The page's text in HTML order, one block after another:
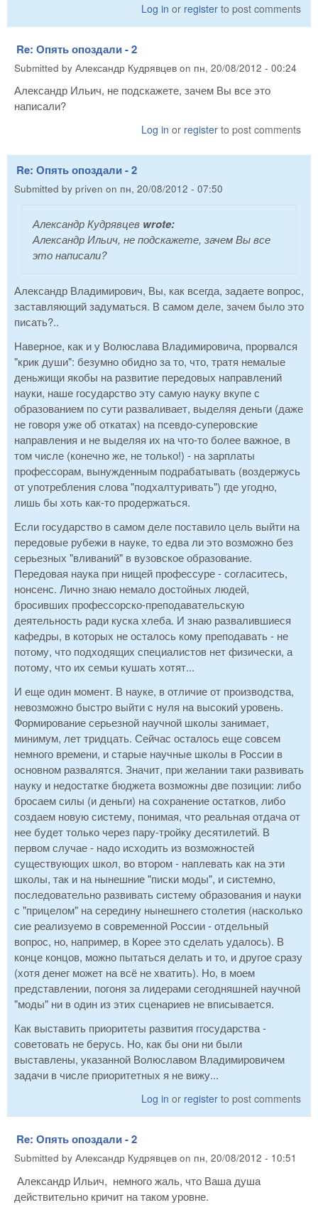
Log in or register to post comments
Re: Опять опоздали - 2
Submitted by Александр Кудрявцев on пн, 20/08/2012 - 00:24
Александр Ильич, не подскажете, зачем Вы все это
написали?
Log in or register to post comments
Re: Опять опоздали - 2
Submitted by priven on пн, 20/08/2012 - 07:50
Александр Кудрявцев wrote:
Александр Ильич, не подскажете, зачем Вы все
это написали?
Александр Владимирович, Вы, как всегда, задаете вопрос,
заставляющий задуматься. В самом деле, зачем было это
писать?..
Наверное, как и у Волюслава Владимировича, прорвался
"крик души": безумно обидно за то, что, тратя немалые
деньжищи якобы на развитие передовых направлений
науки, наше государство эту самую науку вкупе с
образованием по сути разваливает, выделяя деньги (даже
не говоря уже об откатах) на псевдо-суперовские
направления и не выделяя их на что-то более важное, в
том числе (конечно же, не только!) - на зарплаты
профессорам, вынужденным подрабатывать (воздержусь
от употребления слова "подхалтуривать") где угодно,
лишь бы хоть как-то продержаться.
Если государство в самом деле поставило цель выйти на
передовые рубежи в науке, то едва ли это возможно без
серьезных "вливаний" в вузовское образование.
Передовая наука при нищей профессуре - согласитесь,
нонсенс. Лично знаю немало достойных людей,
бросивших профессорско-преподавательскую
деятельность ради куска хлеба. И знаю развалившиеся
кафедры, в которых не осталось кому преподавать - не
потому, что подходящих специалистов нет физически, а
потому, что их семьи кушать хотят...
И еще один момент. В науке, в отличие от производства,
невозможно быстро выйти с нуля на высокий уровень.
Формирование серьезной научной школы занимает,
минимум, лет тридцать. Сейчас осталось еще совсем
немного времени, и старые научные школы в России в
основном развалятся. Значит, при желании таки развивать
науку и недостатке бюджета возможны две позиции: либо
бросаем силы (и деньги) на сохранение остатков, либо
создаем новую систему, понимая, что реальная отдача от
нее будет только через пару-тройку десятилетий. В
первом случае - надо исходить из возможностей
существующих школ, во втором - наплевать как на эти
школы, так и на нынешние "писки моды", и системно,
последовательно развивать систему образования и науки
с "прицелом" на середину нынешнего столетия (насколько
сие реализуемо в современной России - отдельный
вопрос, но, например, в Корее это сделать удалось). В
конце концов, можно пытаться делать и то, и другое сразу
(хотя денег может на всё не хватить). Но, в моем
представлении, погоня за лидерами сегодняшней научной
"моды" ни в один из этих сценариев не вписывается.
Как выставить приоритеты развития ггосударства -
советовать не берусь. Но, как бы они ни были
выставлены, указанной Волюславом Владимировичем
задачи в числе приоритетных я не вижу...
Log in or register to post comments
Re: Опять опоздали - 2
Submitted by Александр Кудрявцев on пн, 20/08/2012 - 10:51
Александр Ильич, немного жаль, что Ваша душа
действительно кричит на таком уровне.